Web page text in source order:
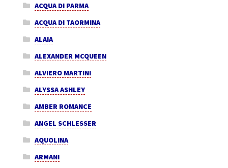
ACQUA DI PARMA
ACQUA DI TAORMINA
ALAIA
ALEXANDER MCQUEEN
ALVIERO MARTINI
ALYSSA ASHLEY
AMBER ROMANCE
ANGEL SCHLESSER
AQUOLINA
ARMANI